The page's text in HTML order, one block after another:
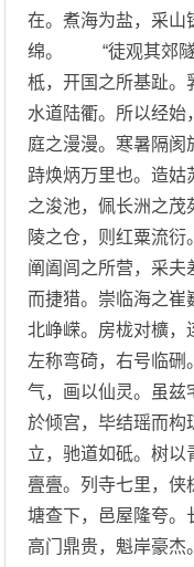
在。煮海为盐，采山
绵。 “徒观其郊隧
柢，开国之所基趾。
水道陆衢。所以经始
庭之漫漫。寒暑隔阂
跱焕炳万里也。造姑
之浚池，佩长洲之茂
陵之仓，则红粟流衍
阐阖闾之所营，采夫
而捷猎。崇临海之崔
北峥嵘。房栊对櫎，
左称弯碕，右号临硎
气，画以仙灵。虽兹
於倾宫，毕结瑶而构
立，驰道如砥。树以
亹亹。列寺七里，侠
塘查下，邑屋隆夸
高门鼎贵，魁岸豪杰